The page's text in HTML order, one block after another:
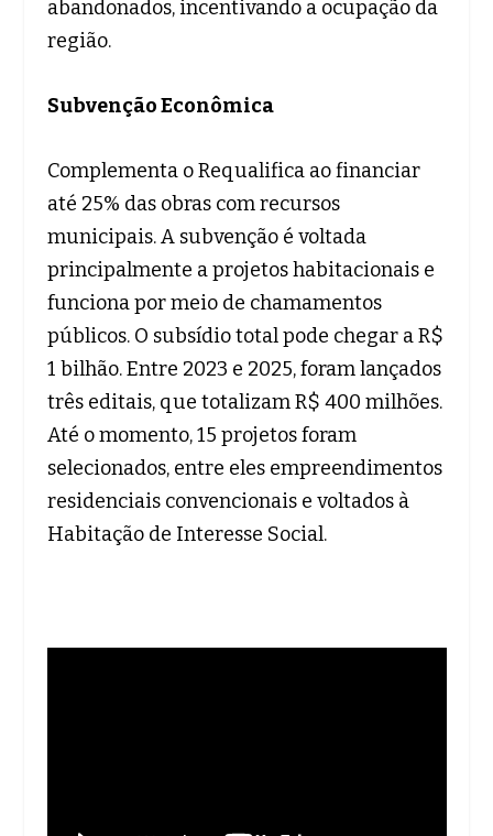
abandonados, incentivando a ocupação da
região.
Subvenção Econômica
Complementa o Requalifica ao financiar
até 25% das obras com recursos
municipais. A subvenção é voltada
principalmente a projetos habitacionais e
funciona por meio de chamamentos
públicos. O subsídio total pode chegar a R$
1 bilhão. Entre 2023 e 2025, foram lançados
três editais, que totalizam R$ 400 milhões.
Até o momento, 15 projetos foram
selecionados, entre eles empreendimentos
residenciais convencionais e voltados à
Habitação de Interesse Social.